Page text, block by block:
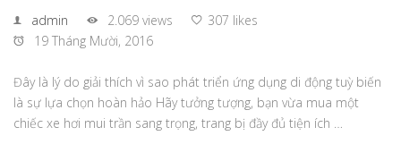
admin 2.069 views
307 likes
19 Tháng Mười, 2016
Đây là lý do giải thích vì sao phát triển ứng dụng di động tuỳ biến
là sự lựa chọn hoàn hảo Hãy tưởng tượng, bạn vừa mua một
chiếc xe hơi mui trần sang trọng, trang bị đầy đủ tiện ích …